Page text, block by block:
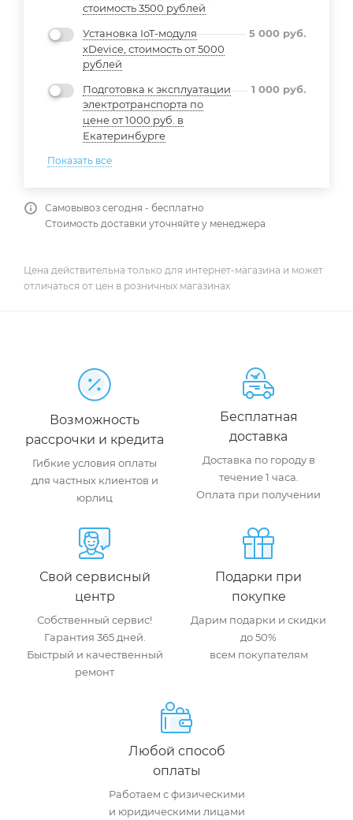
стоимость 3500 рублей
Установка IoT-модуля
xDevice, стоимость от 5000
рублей
5 000 руб.
Подготовка к эксплуатации
электротранспорта по
цене от 1000 руб. в
Екатеринбурге
1 000 руб.
Показать все
Самовывоз сегодня - бесплатно
Стоимость доставки уточняйте у менеджера
Цена действительна только для интернет-магазина и может
отличаться от цен в розничных магазинах
Возможность
рассрочки и кредита
Гибкие условия оплаты
для частных клиентов и
юрлиц
Бесплатная
доставка
Доставка по городу в
течение 1 часа.
Оплата при получении
Свой сервисный
центр
Собственный сервис!
Гарантия 365 дней.
Быстрый и качественный
ремонт
Подарки при
покупке
Дарим подарки и скидки
до 50%
всем покупателям
Любой способ
оплаты
Работаем с физическими
и юридическими лицами